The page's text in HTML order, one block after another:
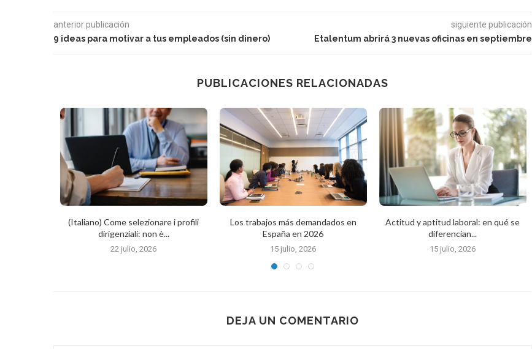
anterior publicación
9 ideas para motivar a tus empleados (sin dinero)
siguiente publicación
Etalentum abrirá 3 nuevas oficinas en septiembre
PUBLICACIONES RELACIONADAS
(Italiano) Come selezionare i profili
dirigenziali: non è...
22 julio, 2026
Los trabajos más demandados en
España en 2026
15 julio, 2026
Actitud y aptitud laboral: en qué se
diferencian...
15 julio, 2026
DEJA UN COMENTARIO